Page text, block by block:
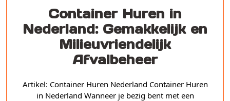
Container Huren in
Nederland: Gemakkelijk en
Milieuvriendelijk
Afvalbeheer
Artikel: Container Huren Nederland Container Huren
in Nederland Wanneer je bezig bent met een